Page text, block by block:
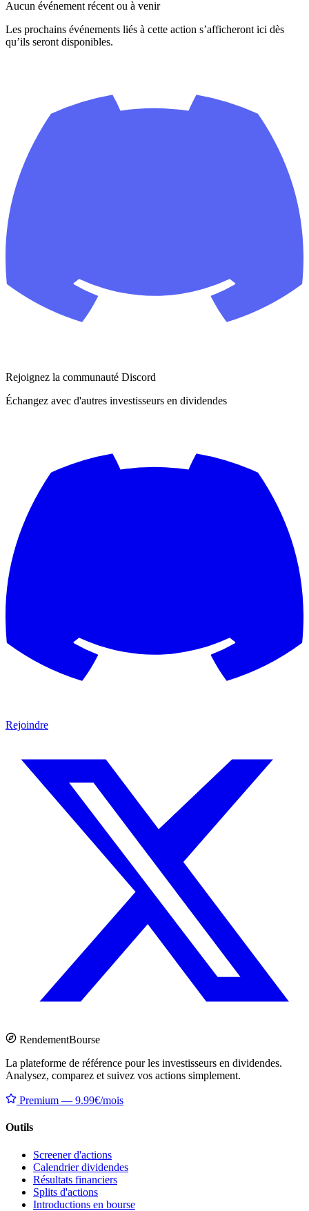
Aucun événement récent ou à venir
Les prochains événements liés à cette action s’afficheront ici dès
qu’ils seront disponibles.
Rejoignez la communauté Discord
Échangez avec d'autres investisseurs en dividendes
Rejoindre
RendementBourse
La plateforme de référence pour les investisseurs en dividendes.
Analysez, comparez et suivez vos actions simplement.
Premium — 9.99€/mois
Outils
Screener d'actions
Calendrier dividendes
Résultats financiers
Splits d'actions
Introductions en bourse